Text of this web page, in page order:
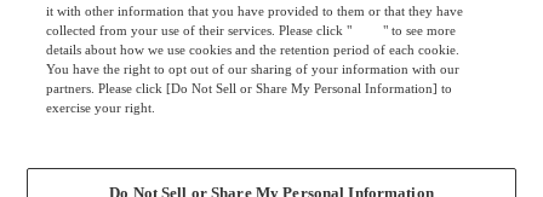
日本公式 企業広報
it with other information that you have provided to them or that they have
collected from your use of their services. Please click "
here" to see more
details about how we use cookies and the retention period of each cookie.
You have the right to opt out of our sharing of your information with our
partners. Please click [Do Not Sell or Share My Personal Information] to
exercise your right.
Do Not Sell or Share My Personal Information